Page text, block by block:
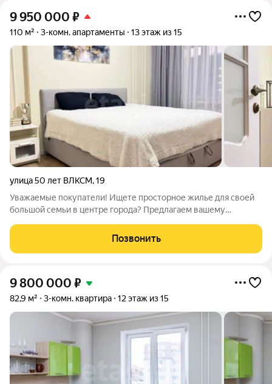
9 950 000 ₽
110 м² 3-комн. апартаменты 13 этаж из 15
улица 50 лет ВЛКСМ,19
Уважаемые покупатели! Ищете просторное жилье для своей
большой семьи в центре города? Предлагаем вашему
квартиры, вам доступна вся необходимая инфраструктура
прямо у порога вашего дома. Через дорогу
Позвонить
9 800 000 ₽
82,9 м² 3-комн. квартира 12 этаж из 15